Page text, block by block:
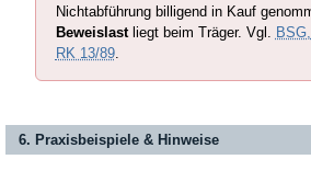
Nichtabführung billigend in Kauf
Beweislastliegt beim Träger. Vgl.
RK 13/89.
6. Praxisbeispiele & Hinweise